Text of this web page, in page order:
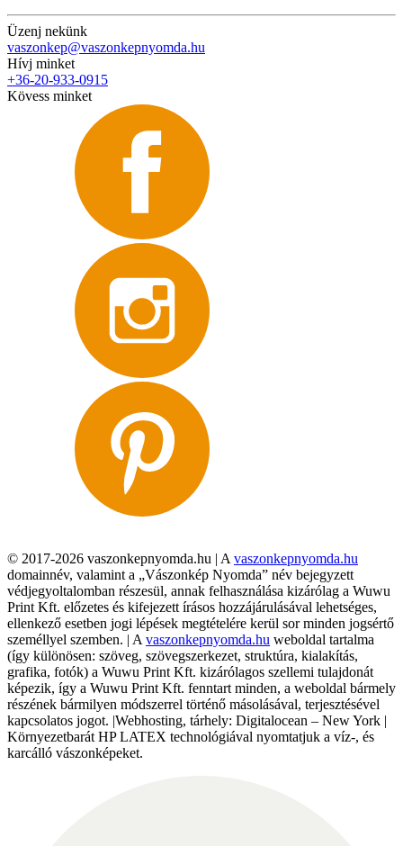
Üzenj nekünk
vaszonkep@vaszonkepnyomda.hu
Hívj minket
+36-20-933-0915
Kövess minket
© 2017-2026 vaszonkepnyomda.hu | A vaszonkepnyomda.hu
domainnév, valamint a „Vászonkép Nyomda” név bejegyzett
védjegyoltalomban részesül, annak felhasználása kizárólag a Wuwu
Print Kft. előzetes és kifejezett írásos hozzájárulásával lehetséges,
ellenkező esetben jogi lépések megtételére kerül sor minden jogsértő
személlyel szemben. | A vaszonkepnyomda.hu weboldal tartalma
(így különösen: szöveg, szövegszerkezet, struktúra, kialakítás,
grafika, fotók) a Wuwu Print Kft. kizárólagos szellemi tulajdonát
képezik, így a Wuwu Print Kft. fenntart minden, a weboldal bármely
részének bármilyen módszerrel történő másolásával, terjesztésével
kapcsolatos jogot. |Webhosting, tárhely: Digitalocean – New York |
Környezetbarát HP LATEX technológiával nyomtatjuk a víz-, és
karcálló vászonképeket.